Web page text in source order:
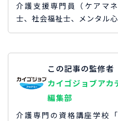
介護支援専門員（ケアマ
士、社会福祉士、メンタル
この記事の監修者
カイゴジョブアカ
編集部
介護専門の資格講座学校